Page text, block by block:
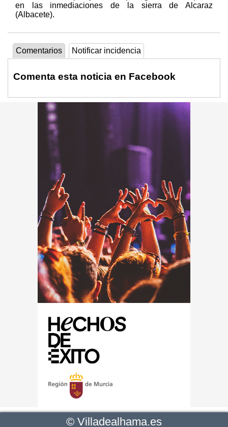
en las inmediaciones de la sierra de Alcaraz
(Albacete).
Comentarios Notificar incidencia
Comenta esta noticia en Facebook
© Villadealhama.es